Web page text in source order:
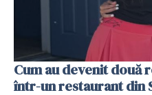
Cum au devenit două
într-un restaurant din